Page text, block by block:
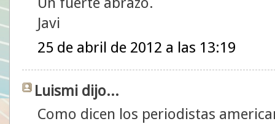
Javi
25 de abril de 2012 a las 13:19
Luismi dijo...
Como dicen los periodistas